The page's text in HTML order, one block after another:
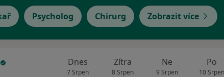
Psycholog Chirurg Zobrazit více
Dnes
7 Srpen
Zítra
8 Srpen
Ne
9 Srpen
Po
10 Srpen